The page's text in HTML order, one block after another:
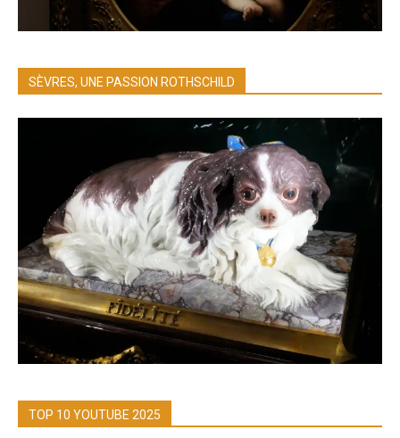
SÈVRES, UNE PASSION ROTHSCHILD
TOP 10 YOUTUBE 2025